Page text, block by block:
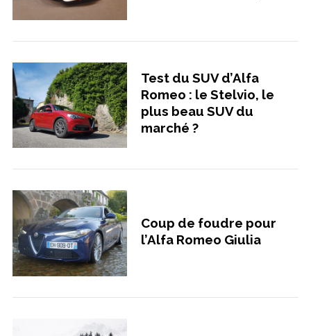
Test du SUV d’Alfa
Romeo : le Stelvio, le
plus beau SUV du
marché ?
Coup de foudre pour
l’Alfa Romeo Giulia